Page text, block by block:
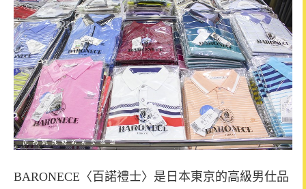
BARONECE〈百諾禮士〉是日本東京的高級男仕品